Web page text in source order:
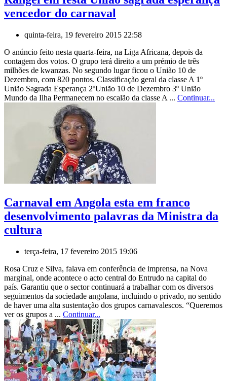
vencedor do carnaval
quinta-feira, 19 fevereiro 2015 22:58
O anúncio feito nesta quarta-feira, na Liga Africana, depois da
contagem dos votos. O grupo terá direito a um prémio de três
milhões de kwanzas. No segundo lugar ficou o União 10 de
Dezembro, com 820 pontos. Classificação geral da classe A 1º
União Sagrada Esperança 2ºUnião 10 de Dezembro 3º União
Mundo da Ilha Permanecem no escalão da classe A ... Continuar...
Carnaval em Angola esta em franco
desenvolvimento palavras da Ministra da
cultura
terça-feira, 17 fevereiro 2015 19:06
Rosa Cruz e Silva, falava em conferência de imprensa, na Nova
marginal, onde acontece o acto central do Entrudo na capital do
país. Garantiu que o sector continuará a trabalhar com os diversos
seguimentos da sociedade angolana, incluindo o privado, no sentido
de haver uma alta sustentação dos grupos carnavalescos. “Queremos
ver os grupos a ... Continuar...